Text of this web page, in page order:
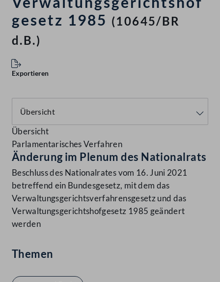
gesetz 1985 (10645/BR
d.B.)
Exportieren
Übersicht
Parlamentarisches Verfahren
Änderung im Plenum des Nationalrats
Beschluss des Nationalrates vom 16. Juni 2021
betreffend ein Bundesgesetz, mit dem das
Verwaltungsgerichtsverfahrensgesetz und das
Verwaltungsgerichtshofgesetz 1985 geändert
werden
Themen